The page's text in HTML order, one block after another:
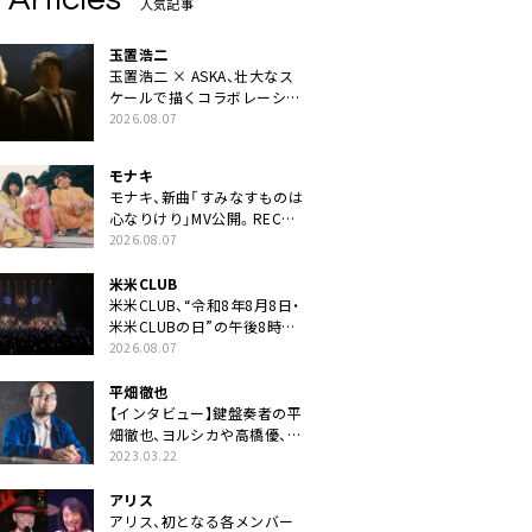
玉置浩二
玉置浩二 × ASKA、壮大なス
ケールで描くコラボレーショ
ン曲「音銀河」リリース決定。
2026.08.07
モナキ
モナキ、新曲「すみなすものは
心なりけり」MV公開。RECの
ギターにEvery Little Thing・
2026.08.07
米米CLUB
米米CLUB、“令和8年8月8日・
米米CLUBの日”の午後8時に
40周年ライブより「FANtachy
2026.08.07
平畑徹也
【インタビュー】鍵盤奏者の平
畑徹也、ヨルシカや高橋優、キ
タニタツヤなど9名のゲスト
生の総括「自分自身を再確認
できた」
2023.03.22
アリス
アリス、初となる各メンバー